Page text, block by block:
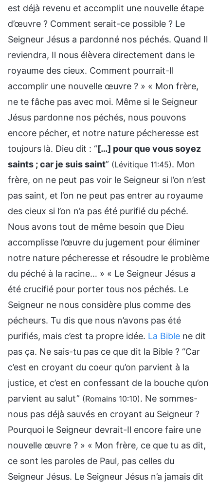
est déjà revenu et accomplit une nouvelle étape
d’œuvre ? Comment serait-ce possible ? Le
Seigneur Jésus a pardonné nos péchés. Quand Il
reviendra, Il nous élèvera directement dans le
royaume des cieux. Comment pourrait-Il
accomplir une nouvelle œuvre ? » « Mon frère,
ne te fâche pas avec moi. Même si le Seigneur
Jésus pardonne nos péchés, nous pouvons
encore pécher, et notre nature pécheresse est
toujours là. Dieu dit : “[…] pour que vous soyez
saints ; car je suis saint” (Lévitique 11:45). Mon
frère, on ne peut pas voir le Seigneur si l’on n’est
pas saint, et l’on ne peut pas entrer au royaume
des cieux si l’on n’a pas été purifié du péché.
Nous avons tout de même besoin que Dieu
accomplisse l’œuvre du jugement pour éliminer
notre nature pécheresse et résoudre le problème
du péché à la racine… » « Le Seigneur Jésus a
été crucifié pour porter tous nos péchés. Le
Seigneur ne nous considère plus comme des
pécheurs. Tu dis que nous n’avons pas été
purifiés, mais c’est ta propre idée. La Bible ne dit
pas ça. Ne sais-tu pas ce que dit la Bible ? “Car
c’est en croyant du coeur qu’on parvient à la
justice, et c’est en confessant de la bouche qu’on
parvient au salut” (Romains 10:10). Ne sommes-
nous pas déjà sauvés en croyant au Seigneur ?
Pourquoi le Seigneur devrait-Il encore faire une
nouvelle œuvre ? » « Mon frère, ce que tu as dit,
ce sont les paroles de Paul, pas celles du
Seigneur Jésus. Le Seigneur Jésus n’a jamais dit